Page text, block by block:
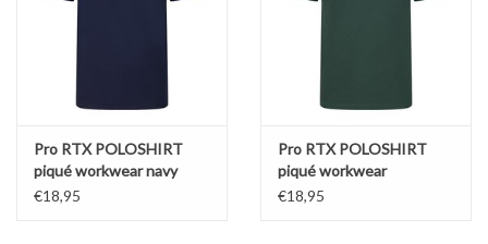
Pro RTX POLOSHIRT
piqué workwear navy
€18,95
Pro RTX POLOSHIRT
piqué workwear
bosgroen
€18,95